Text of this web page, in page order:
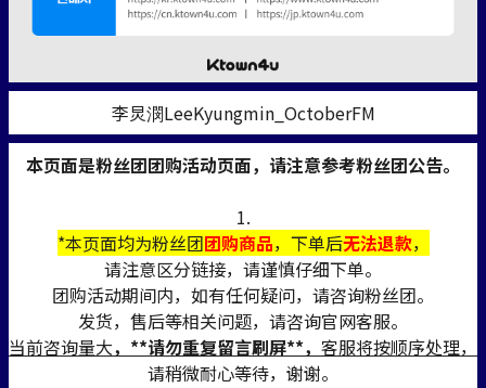
李炅潣LeeKyungmin_OctoberFM
本页面是粉丝团团购活动页面，请注意参考粉丝团公告。
1.
*本页面均为粉丝团团购商品，下单后无法退款，
请注意区分链接，请谨慎仔细下单。
团购活动期间内，如有任何疑问，请咨询粉丝团。
发货，售后等相关问题，请咨询官网客服。
当前咨询量大，**请勿重复留言刷屏**， 客服将按顺序处理，
请稍微耐心等待，谢谢。